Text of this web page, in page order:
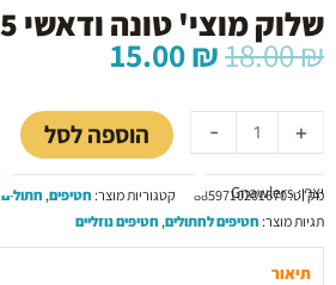
שלוק מוצי' טונה ודאשי 5*15גרם
18.00₪ המחיר
המקורי
היה:
18.00 ₪.
15.00₪
הוא:
15.00 ₪. -
של
שלוק
טונה
ודאשי
5*15גרם
+ הוספה לסל
יצרן: Gnawlers
מק"ט:8859710201670 קטגוריות מוצר: חטיפים, חתולים
תגיות מוצר: חטיפים לחתולים, חטיפים נוזליים
תיאור